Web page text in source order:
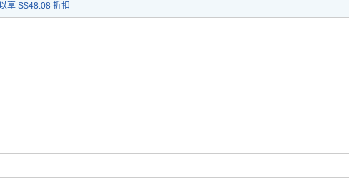
享 S$48.08 折扣